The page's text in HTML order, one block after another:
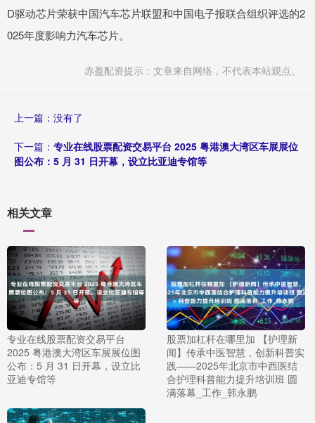
D驱动芯片荣获中国汽车芯片联盟和中国电子报联合组织评选的2
025年度影响力汽车芯片。
赤盈配资提示：文章来自网络，不代表本站观点。
上一篇：没有了
下一篇： 专业在线股票配资交易平台 2025 粤港澳大湾区车展展位
图公布：5 月 31 日开幕，设立比亚迪专馆等
相关文章
专业在线股票配资交易平台
2025 粤港澳大湾区车展展位图
公布：5 月 31 日开幕，设立比
亚迪专馆等
股票加杠杆在哪里加 【护理新
闻】传承中医智慧，创新科普实
践——2025年北京市中西医结
合护理科普能力提升培训班 圆
满落幕_工作_韩永鹏